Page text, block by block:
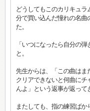
どうしてもこのカリキュ
分で買い込んだ憧れの名曲
た。
「いつになったら自分の
と。
先生からは、「この曲はま
クリアできないと何曲に
んよ」という返事が返って
またしても、指の練習ばか